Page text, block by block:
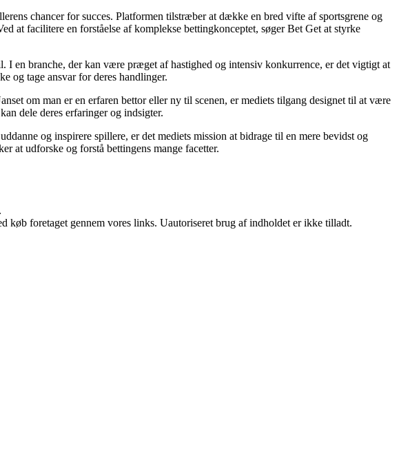
chancer for succes. Platformen tilstræber at dække en bred vifte af sportsgrene og
at facilitere en forståelse af komplekse bettingkonceptet, søger Bet Get at styrke
I en branche, der kan være præget af hastighed og intensiv konkurrence, er det vigtigt at
og tage ansvar for deres handlinger.
om man er en erfaren bettor eller ny til scenen, er mediets tilgang designet til at være
dele deres erfaringer og indsigter.
og inspirere spillere, er det mediets mission at bidrage til en mere bevidst og
at udforske og forstå bettingens mange facetter.
køb foretaget gennem vores links. Uautoriseret brug af indholdet er ikke tilladt.